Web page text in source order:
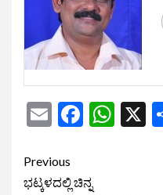
Email X
Previous
ಭಟ್ಕಳದಲ್ಲಿ ಚಿನ್ನ